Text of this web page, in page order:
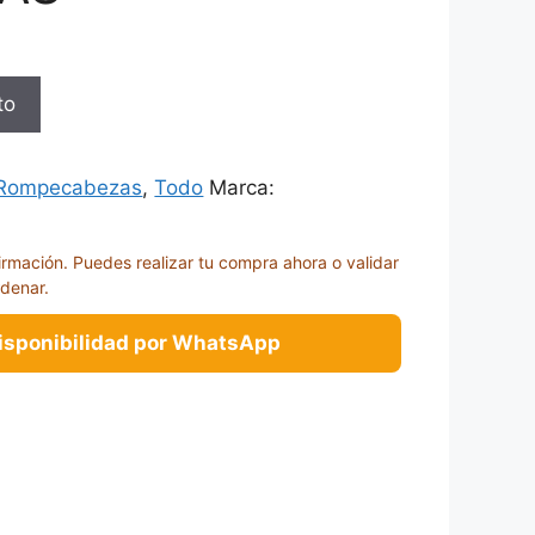
,Todo Marca:
Puedes realizar tu compra ahora o validar
por WhatsApp